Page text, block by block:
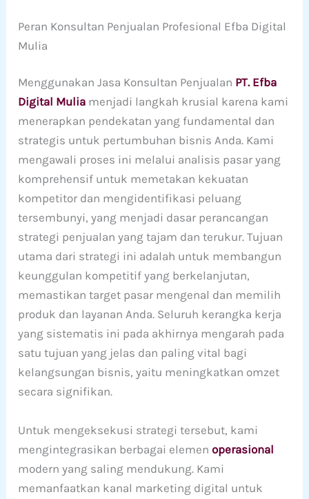
Peran Konsultan Penjualan Profesional Efba Digital
Mulia
Menggunakan Jasa Konsultan Penjualan PT. Efba
Digital Mulia menjadi langkah krusial karena kami
menerapkan pendekatan yang fundamental dan
strategis untuk pertumbuhan bisnis Anda. Kami
mengawali proses ini melalui analisis pasar yang
komprehensif untuk memetakan kekuatan
kompetitor dan mengidentifikasi peluang
tersembunyi, yang menjadi dasar perancangan
strategi penjualan yang tajam dan terukur. Tujuan
utama dari strategi ini adalah untuk membangun
keunggulan kompetitif yang berkelanjutan,
memastikan target pasar mengenal dan memilih
produk dan layanan Anda. Seluruh kerangka kerja
yang sistematis ini pada akhirnya mengarah pada
satu tujuan yang jelas dan paling vital bagi
kelangsungan bisnis, yaitu meningkatkan omzet
secara signifikan.
Untuk mengeksekusi strategi tersebut, kami
mengintegrasikan berbagai elemenoperasional
modern yang saling mendukung. Kami
memanfaatkan kanal marketing digital untuk